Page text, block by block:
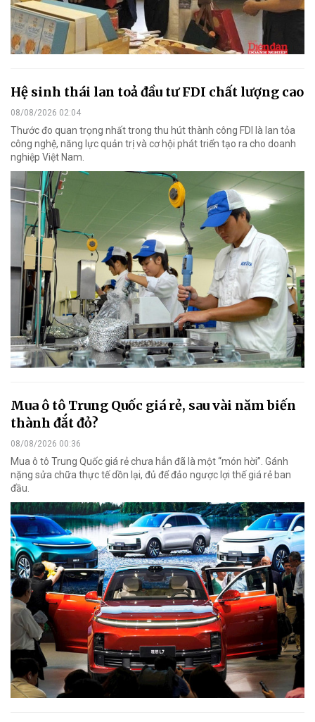
Hệ sinh thái lan toả đầu tư FDI chất lượng cao
08/08/2026 02:04
Thước đo quan trọng nhất trong thu hút thành công FDI là lan tỏa
công nghệ, năng lực quản trị và cơ hội phát triển tạo ra cho doanh
nghiệp Việt Nam.
Mua ô tô Trung Quốc giá rẻ, sau vài năm biến
thành đắt đỏ?
08/08/2026 00:36
Mua ô tô Trung Quốc giá rẻ chưa hẳn đã là một “món hời”. Gánh
nặng sửa chữa thực tế dồn lại, đủ để đảo ngược lợi thế giá rẻ ban
đầu.